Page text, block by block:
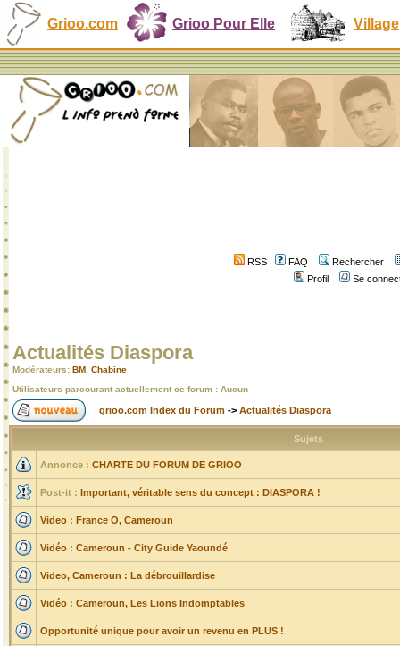
Grioo.com Grioo Pour Elle Village
RSS FAQ
Rechercher
Profil
Se
Actualités Diaspora
Modérateurs: BM Chabine
Utilisateurs parcourant actuellement ce forum : Aucun
grioo.com Index du Forum -> Actualités Diaspora
Sujets
Annonce : CHARTE DU FORUM DE GRIOO
Post-it : Important, véritable sens du concept : DIASPORA !
Video : France O, Cameroun
Vidéo : Cameroun - City Guide Yaoundé
Video, Cameroun : La débrouillardise
Vidéo : Cameroun, Les Lions Indomptables
Opportunité unique pour avoir un revenu en PLUS !